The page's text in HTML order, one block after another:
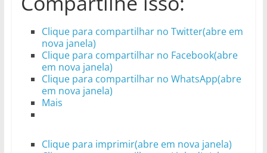
Clique para compartilhar no Twitter(abre em
nova janela)
Clique para compartilhar no Facebook(abre
em nova janela)
Clique para compartilhar no WhatsApp(abre
em nova janela)
Mais
Clique para imprimir(abre em nova janela)